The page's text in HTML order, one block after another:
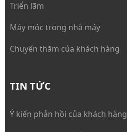
Triển lãm
Máy móc trong nhà máy
Chuyến thăm của khách hàng
TIN TỨC
Ý kiến phản hồi của khách hàng